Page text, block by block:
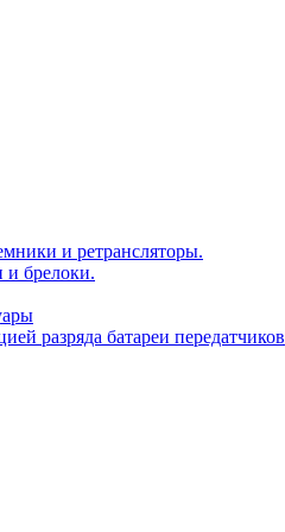
и ретрансляторы.
и брелоки.
разряда батареи передатчиков